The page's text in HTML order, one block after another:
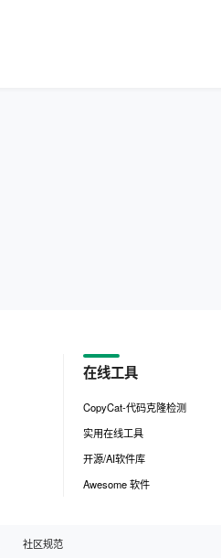
在线工具
CopyCat-代码克隆检测
实用在线工具
开源/AI软件库
Awesome 软件
社区规范